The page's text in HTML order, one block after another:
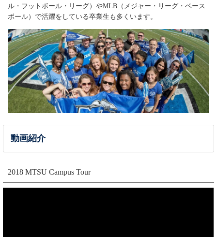
ル・フットボール・リーグ）やMLB（メジャー・リーグ・ベース
ボール）で活躍をしている卒業生も多くいます。
動画紹介
2018 MTSU Campus Tour